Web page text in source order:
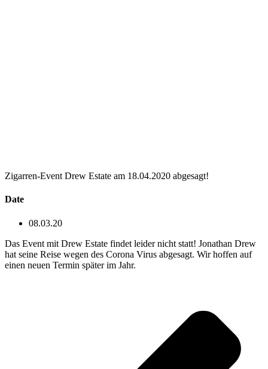
Zigarren-Event Drew Estate am 18.04.2020 abgesagt!
Date
08.03.20
Das Event mit Drew Estate findet leider nicht statt! Jonathan Drew
hat seine Reise wegen des Corona Virus abgesagt. Wir hoffen auf
einen neuen Termin später im Jahr.